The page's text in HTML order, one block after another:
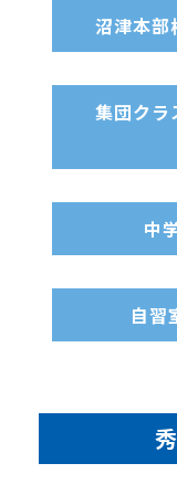
沼津本部
集団クラ
中
自習